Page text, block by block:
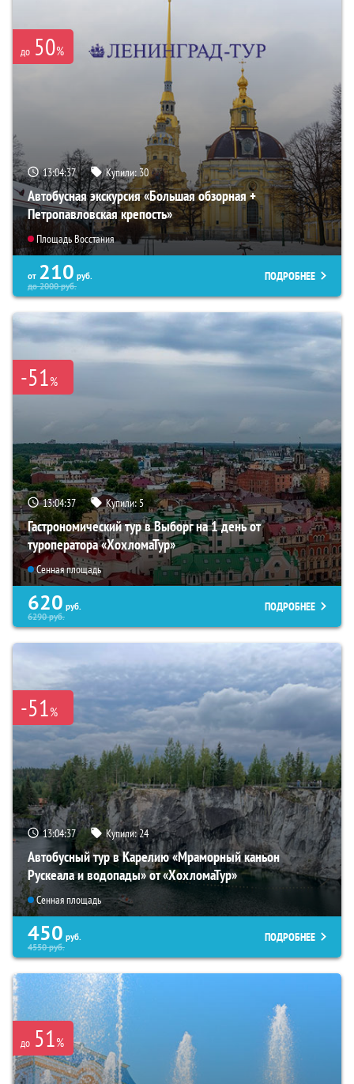
до 50%
13:04:36 Купили: 30
Автобусная экскурсия «Большая обзорная +
Петропавловская крепость»
Площадь Восстания
от 210 руб.
до2000руб.
ПОДРОБНЕЕ
-51%
13:04:36 Купили:5
Гастрономический тур в Выборг на 1 день от
туроператора «ХохломаТур»
Сенная площадь
620 руб.
6290руб.
ПОДРОБНЕЕ
-51%
13:04:36 Купили:24
Автобусный тур в Карелию «Мраморный каньон
Рускеала и водопады» от «ХохломаТур»
Сенная площадь
450 руб.
4550руб.
ПОДРОБНЕЕ
до 51%